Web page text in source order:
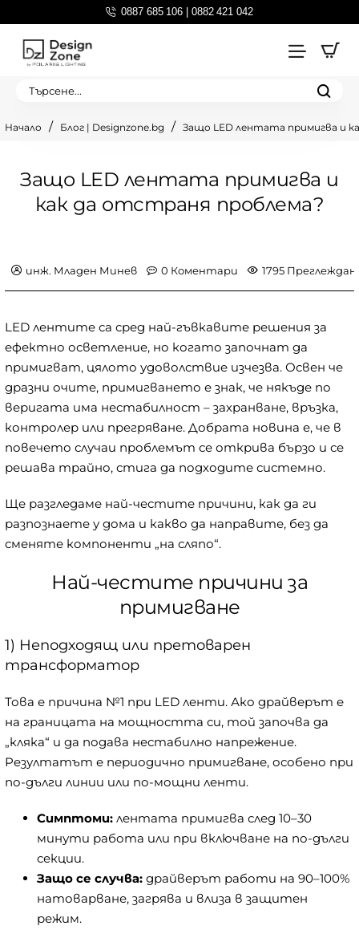
0887 685 106 | 0882 421 042
Търсене...
Защо LED лентата примигва и
как да отстраня проблема?
Блог | Designzone.bg Защо LED лентата примигва и
инж. Младен Минев 0 Коментари 1795
LED лентите са сред най-гъвкавите решения за
ефектно осветление, но когато започнат да
примигват, цялото удоволствие изчезва. Освен че
дразни очите, примигването е знак, че някъде по
веригата има нестабилност – захранване, връзка,
контролер или прегряване. Добрата новина е, че в
повечето случаи проблемът се открива бързо и се
решава трайно, стига да подходите системно.
Ще разгледаме най-честите причини, как да ги
разпознаете у дома и какво да направите, без да
сменяте компоненти „на сляпо“.
Най-честите причини за
примигване
1) Неподходящ или претоварен
трансформатор
Това е причина №1 при LED ленти. Ако драйверът е
на границата на мощността си, той започва да
„кляка“ и да подава нестабилно напрежение.
Резултатът е периодично примигване, особено при
по-дълги линии или по-мощни ленти.
Симптоми: лентата примигва след 10–30
минути работа или при включване на по-дълги
секции.
Защо се случва: драйверът работи на 90–100%
натоварване, загрява и влиза в защитен
режим.